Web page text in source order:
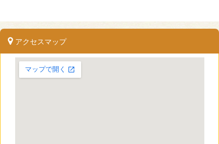
アクセスマップ